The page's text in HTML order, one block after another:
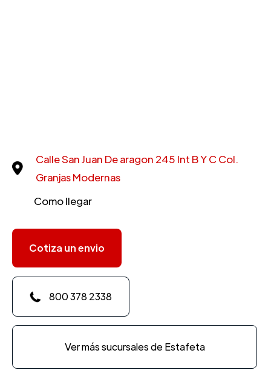
Calle San Juan De aragon 245 Int B Y C Col.
Granjas Modernas
Como llegar
Cotiza un envio
800 378 2338
Ver más sucursales de Estafeta